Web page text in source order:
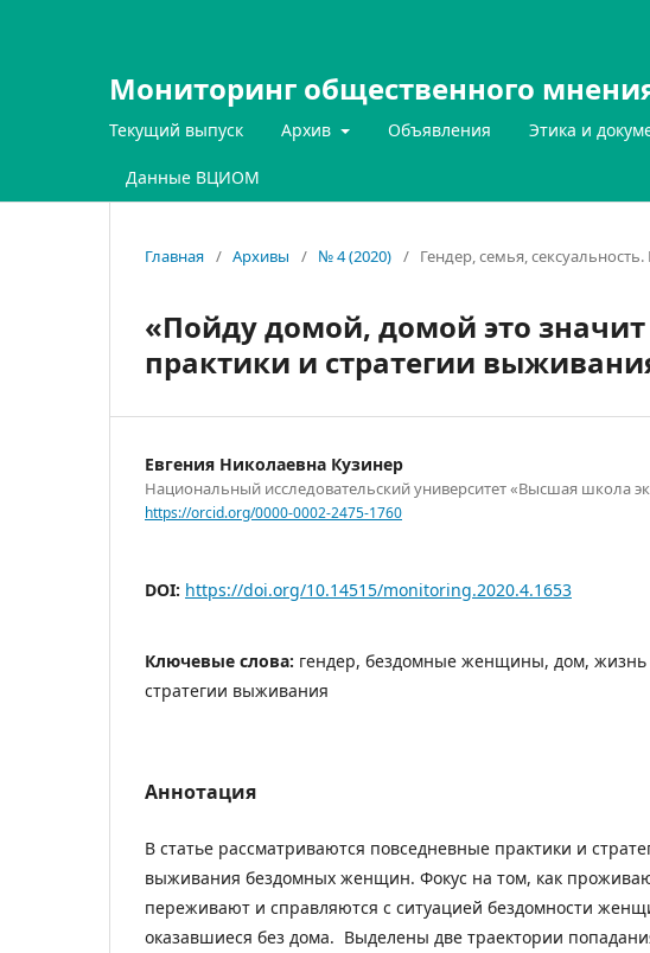
Мониторинг общественного
Текущий выпуск Архив Объявления Этика и
Данные ВЦИОМ
Главная / Архивы / № 4 (2020) / Гендер, семья,
«Пойду домой, домой это
практики и стратегии
Евгения Николаевна Кузинер
Национальный исследовательский университет «Высшая школа
https://orcid.org/0000-0002-2475-1760
DOI: https://doi.org/10.14515/monitoring.2020.4.1653
Ключевые слова: гендер, бездомные женщины, дом, жизнь
стратегии выживания
Аннотация
В статье рассматриваются повседневные практики и
выживания бездомных женщин. Фокус на том, как
переживают и справляются с ситуацией бездомности
оказавшиеся без дома. Выделены две траектории